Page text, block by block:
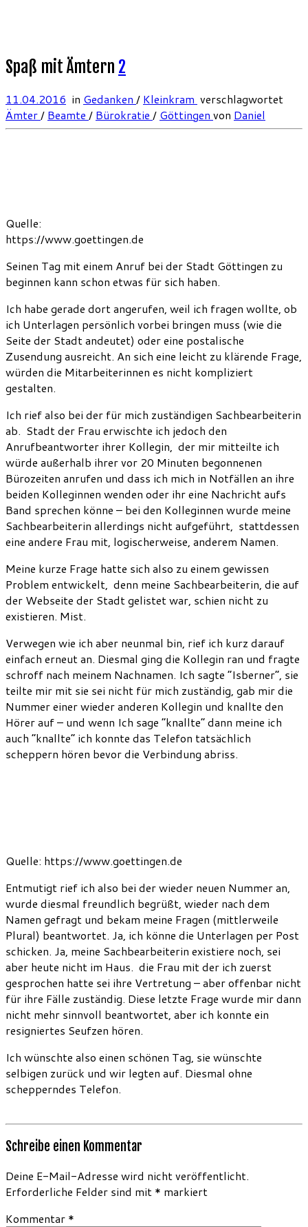
Spaß mit Ämtern 2
11.04.2016 in Gedanken / Kleinkram verschlagwortet
Ämter/ Beamte / Bürokratie / Göttingen von Daniel
Quelle:
https://www.goettingen.de
Seinen Tag mit einem Anruf bei der Stadt Göttingen zu
beginnen kann schon etwas für sich haben.
Ich habe gerade dort angerufen, weil ich fragen wollte, ob
ich Unterlagen persönlich vorbei bringen muss (wie die
Seite der Stadt andeutet) oder eine postalische
Zusendung ausreicht. An sich eine leicht zu klärende Frage,
würden die Mitarbeiterinnen es nicht kompliziert
gestalten.
Ich rief also bei der für mich zuständigen Sachbearbeiterin
ab. Stadt der Frau erwischte ich jedoch den
Anrufbeantworter ihrer Kollegin, der mir mitteilte ich
würde außerhalb ihrer vor 20 Minuten begonnenen
Bürozeiten anrufen und dass ich mich in Notfällen an ihre
beiden Kolleginnen wenden oder ihr eine Nachricht aufs
Band sprechen könne – bei den Kolleginnen wurde meine
Sachbearbeiterin allerdings nicht aufgeführt, stattdessen
eine andere Frau mit, logischerweise, anderem Namen.
Meine kurze Frage hatte sich also zu einem gewissen
Problem entwickelt, denn meine Sachbearbeiterin, die auf
der Webseite der Stadt gelistet war, schien nicht zu
existieren. Mist.
Verwegen wie ich aber neunmal bin, rief ich kurz darauf
einfach erneut an. Diesmal ging die Kollegin ran und fragte
schroff nach meinem Nachnamen. Ich sagte “Isberner”, sie
teilte mir mit sie sei nicht für mich zuständig, gab mir die
Nummer einer wieder anderen Kollegin und knallte den
Hörer auf – und wenn Ich sage “knallte” dann meine ich
auch “knallte” ich konnte das Telefon tatsächlich
scheppern hören bevor die Verbindung abriss.
Quelle: https://www.goettingen.de
Entmutigt rief ich also bei der wieder neuen Nummer an,
wurde diesmal freundlich begrüßt, wieder nach dem
Namen gefragt und bekam meine Fragen (mittlerweile
Plural) beantwortet. Ja, ich könne die Unterlagen per Post
schicken. Ja, meine Sachbearbeiterin existiere noch, sei
aber heute nicht im Haus. die Frau mit der ich zuerst
gesprochen hatte sei ihre Vertretung – aber offenbar nicht
für ihre Fälle zuständig. Diese letzte Frage wurde mir dann
nicht mehr sinnvoll beantwortet, aber ich konnte ein
resigniertes Seufzen hören.
Ich wünschte also einen schönen Tag, sie wünschte
selbigen zurück und wir legten auf. Diesmal ohne
schepperndes Telefon.
Schreibe einen Kommentar
Deine E-Mail-Adresse wird nicht veröffentlicht.
Erforderliche Felder sind mit * markiert
Kommentar *